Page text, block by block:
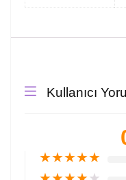
Kullanıcı
★★★★★